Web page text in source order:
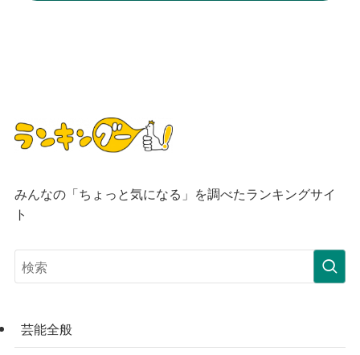
みんなの「ちょっと気になる」を調べたランキングサイ
ト
芸能全般